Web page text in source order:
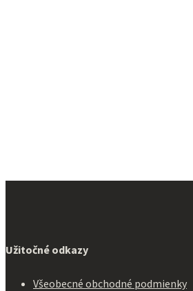
Užitočné odkazy
Všeobecné obchodné podmienky